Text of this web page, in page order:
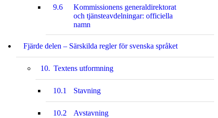
9.6
Kommissionens generaldirektorat
och tjänsteavdelningar: officiella
namn
Fjärde delen – Särskilda regler för svenska språket
10. Textens utformning
10.1 Stavning
10.2 Avstavning